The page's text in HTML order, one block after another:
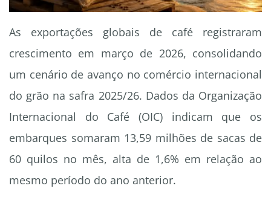
As exportações globais de café registraram
crescimento em março de 2026, consolidando
um cenário de avanço no comércio internacional
do grão na safra 2025/26. Dados da Organização
Internacional do Café (OIC) indicam que os
embarques somaram 13,59 milhões de sacas de
60 quilos no mês, alta de 1,6% em relação ao
mesmo período do ano anterior.